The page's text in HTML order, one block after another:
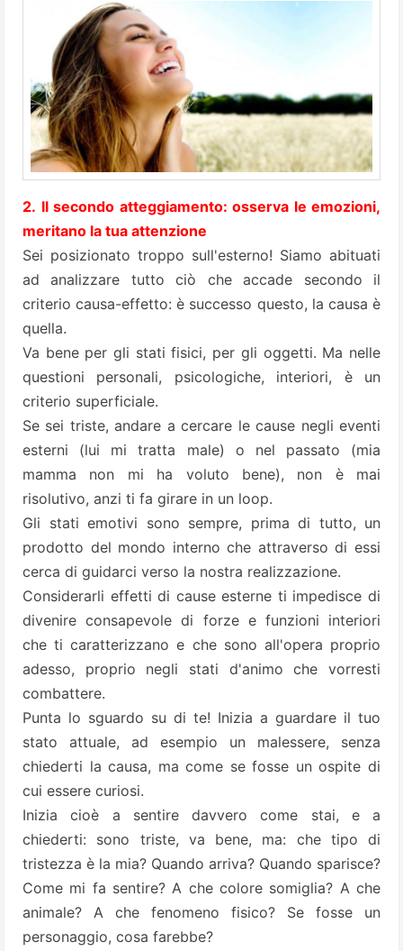
2. Il secondo atteggiamento: osserva le emozioni,
meritano la tua attenzione
Sei posizionato troppo sull'esterno! Siamo abituati
ad analizzare tutto ciò che accade secondo il
criterio causa-effetto: è successo questo, la causa è
quella.
Va bene per gli stati fisici, per gli oggetti. Ma nelle
questioni personali, psicologiche, interiori, è un
criterio superficiale.
Se sei triste, andare a cercare le cause negli eventi
esterni (lui mi tratta male) o nel passato (mia
mamma non mi ha voluto bene), non è mai
risolutivo, anzi ti fa girare in un loop.
Gli stati emotivi sono sempre, prima di tutto, un
prodotto del mondo interno che attraverso di essi
cerca di guidarci verso la nostra realizzazione.
Considerarli effetti di cause esterne ti impedisce di
divenire consapevole di forze e funzioni interiori
che ti caratterizzano e che sono all'opera proprio
adesso, proprio negli stati d'animo che vorresti
combattere.
Punta lo sguardo su di te! Inizia a guardare il tuo
stato attuale, ad esempio un malessere, senza
chiederti la causa, ma come se fosse un ospite di
cui essere curiosi.
Inizia cioè a sentire davvero come stai, e a
chiederti: sono triste, va bene, ma: che tipo di
tristezza è la mia? Quando arriva? Quando sparisce?
Come mi fa sentire? A che colore somiglia? A che
animale? A che fenomeno fisico? Se fosse un
personaggio, cosa farebbe?